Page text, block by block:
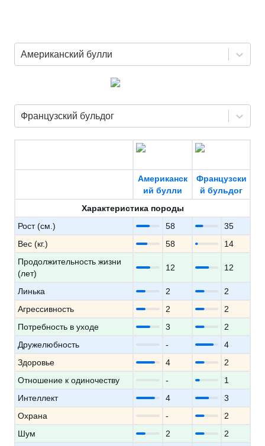
Американский булли
Французский бульдог
Американск
ий булли
Французски
й бульдог
Характеристика породы
Рост (см.)
58
35
Вес (кг.)
58
14
Продолжительность жизни
(лет)
12 12
Линька 2
2
Агрессивность
2
2
Потребность в уходе
3
2
Дружелюбность
-
4
Здоровье
4
2
Отношение к одиночеству
-
1
Интеллект
4
3
Охрана
-
2
Шум
2
2